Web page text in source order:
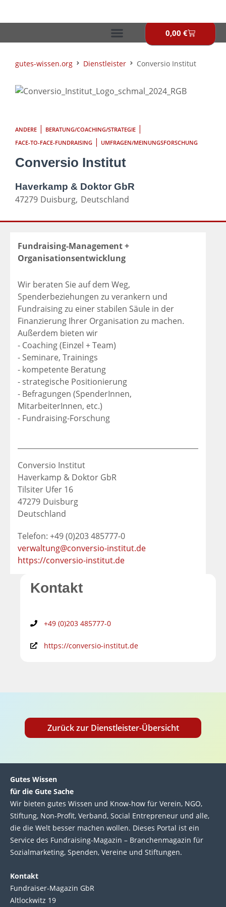
0,00 €
gutes-wissen.org Dienstleister Conversio Institut
ANDERE | BERATUNG/COACHING/STRATEGIE |
FACE-TO-FACE-FUNDRAISING | UMFRAGEN/MEINUNGSFORSCHUNG
Conversio Institut
Haverkamp & Doktor GbR
47279 Duisburg, Deutschland
Fundraising-Management +
Organisationsentwicklung
Wir beraten Sie auf dem Weg,
Spenderbeziehungen zu verankern und
Fundraising zu einer stabilen Säule in der
Finanzierung Ihrer Organisation zu machen.
Außerdem bieten wir
- Coaching (Einzel + Team)
- Seminare, Trainings
- kompetente Beratung
- strategische Positionierung
- Befragungen (SpenderInnen,
MitarbeiterInnen, etc.)
- Fundraising-Forschung
Conversio Institut
Haverkamp & Doktor GbR
Tilsiter Ufer 16
47279 Duisburg
Deutschland
Telefon: +49 (0)203 485777-0
verwaltung@conversio-institut.de
https://conversio-institut.de
Kontakt
+49 (0)203 485777-0
https://conversio-institut.de
Zurück zur Dienstleister-Übersicht
Gutes Wissen
für die Gute Sache
Wir bie­ten gutes Wis­sen und Know-how für Ver­ein, NGO,
Stif­tung, Non-Profit, Ver­band, Social Entre­pre­neur und alle,
die die Welt bes­ser machen wol­len. Die­ses Por­tal ist ein
Service des Fund­raising-Magazin – Bran­chen­magazin für
Sozial­marke­ting, Spen­den, Ver­eine und Stif­tun­gen.
Kontakt
Fundraiser-Magazin GbR
Altlockwitz 19